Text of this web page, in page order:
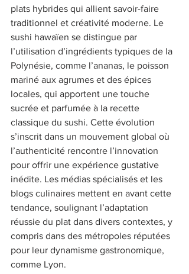
plats hybrides qui allient savoir-faire
traditionnel et créativité moderne. Le
sushi hawaïen se distingue par
l’utilisation d’ingrédients typiques de la
Polynésie, comme l’ananas, le poisson
mariné aux agrumes et des épices
locales, qui apportent une touche
sucrée et parfumée à la recette
classique du sushi. Cette évolution
s’inscrit dans un mouvement global où
l’authenticité rencontre l’innovation
pour offrir une expérience gustative
inédite. Les médias spécialisés et les
blogs culinaires mettent en avant cette
tendance, soulignant l’adaptation
réussie du plat dans divers contextes, y
compris dans des métropoles réputées
pour leur dynamisme gastronomique,
comme Lyon.